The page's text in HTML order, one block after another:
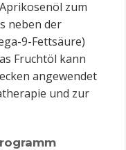
zum
neben der
9-Fettsäure)
Fruchtöl kann
angewendet
und zur